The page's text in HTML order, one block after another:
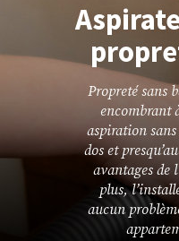
Propreté sans
encombrant
aspiration
dos et
avantages de
plus,
aucun